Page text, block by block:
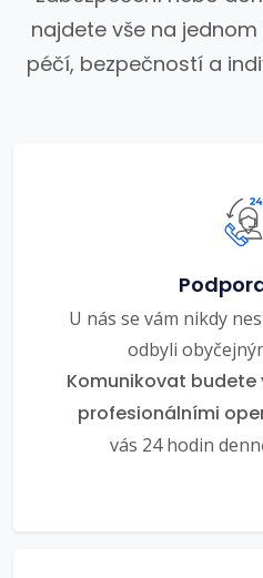
najdete vše na
péčí, bezpečností a
U nás se vám nikdy
odbyli
Komunikovat budete
profesionálními
vás 24 hodin